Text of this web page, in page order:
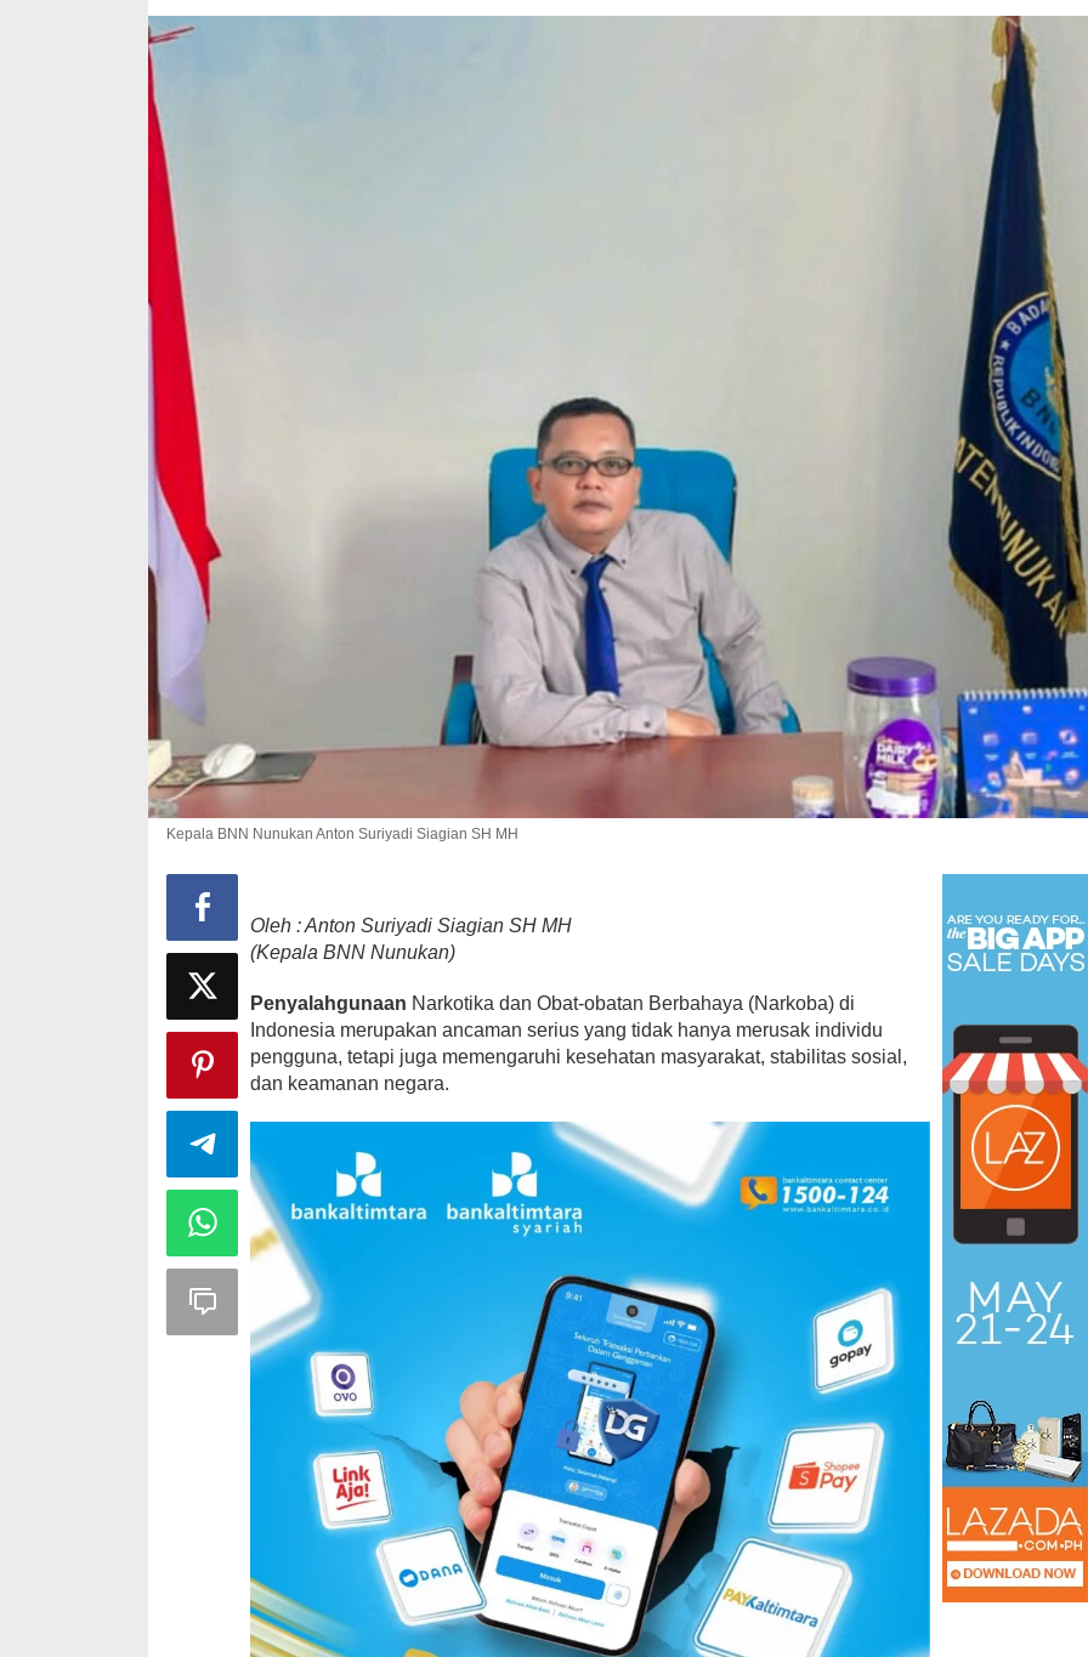
Kepala BNN Nunukan Anton Suriyadi Siagian SH MH
Oleh :Anton Suriyadi Siagian SH MH
(Kepala BNN Nunukan)
Penyalahgunaan Narkotika dan Obat-obatan Berbahaya (Narkoba) di
Indonesia merupakan ancaman serius yang tidak hanya merusak individu
pengguna, tetapi juga memengaruhi kesehatan masyarakat, stabilitas sosial,
dan keamanan negara.
Strategi PPP Menangkan Duet
Ganjar dan Gus Yasin
Februari 19, 2018
Dari Aspirasi ke Aksi, Demokrat
Bersihkan Lingkungan RT 12
Juli 24, 2026